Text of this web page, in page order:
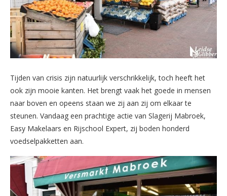
Tijden van crisis zijn natuurlijk verschrikkelijk, toch heeft het
ook zijn mooie kanten. Het brengt vaak het goede in mensen
naar boven en opeens staan we zij aan zij om elkaar te
steunen. Vandaag een prachtige actie van Slagerij Mabroek,
Easy Makelaars en Rijschool Expert, zij boden honderd
voedselpakketten aan.